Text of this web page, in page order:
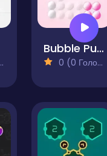
Bubble Puzzle
0 (0 Голосів)